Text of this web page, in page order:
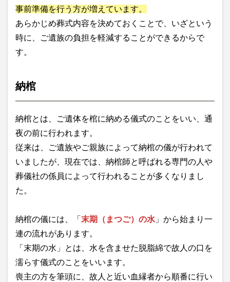
事前準備を行う方が増えています。
あらかじめ葬式内容を決めておくことで、いざという
時に、ご遺族の負担を軽減することができるからで
す。
納棺
納棺とは、ご遺体を棺に納める儀式のことをいい、通
夜の前に行われます。
従来は、ご遺族やご親族によって納棺の儀が行われて
いましたが、現在では、納棺師と呼ばれる専門の人や
葬儀社の係員によって行われることが多くなりまし
た。
納棺の儀には、「 末期（まつご）の水 」から始まり一
連の流れがあります。
「末期の水」とは、水を含ませた脱脂綿で故人の口を
濡らす儀式のことをいいます。
喪主の方を筆頭に、故人と近い血縁者から順番に行い